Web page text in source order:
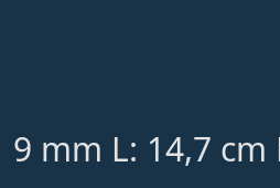
9 mm L: 14,7